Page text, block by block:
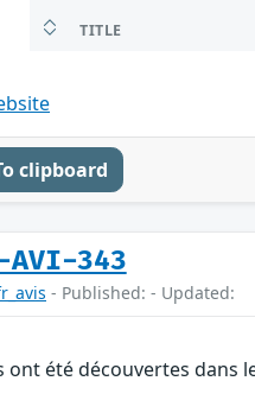
TITLE
clipboard
AVI-343
- Published: - Updated:
été découvertes dans